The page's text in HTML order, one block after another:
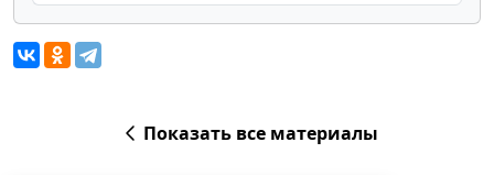
Показать все материалы